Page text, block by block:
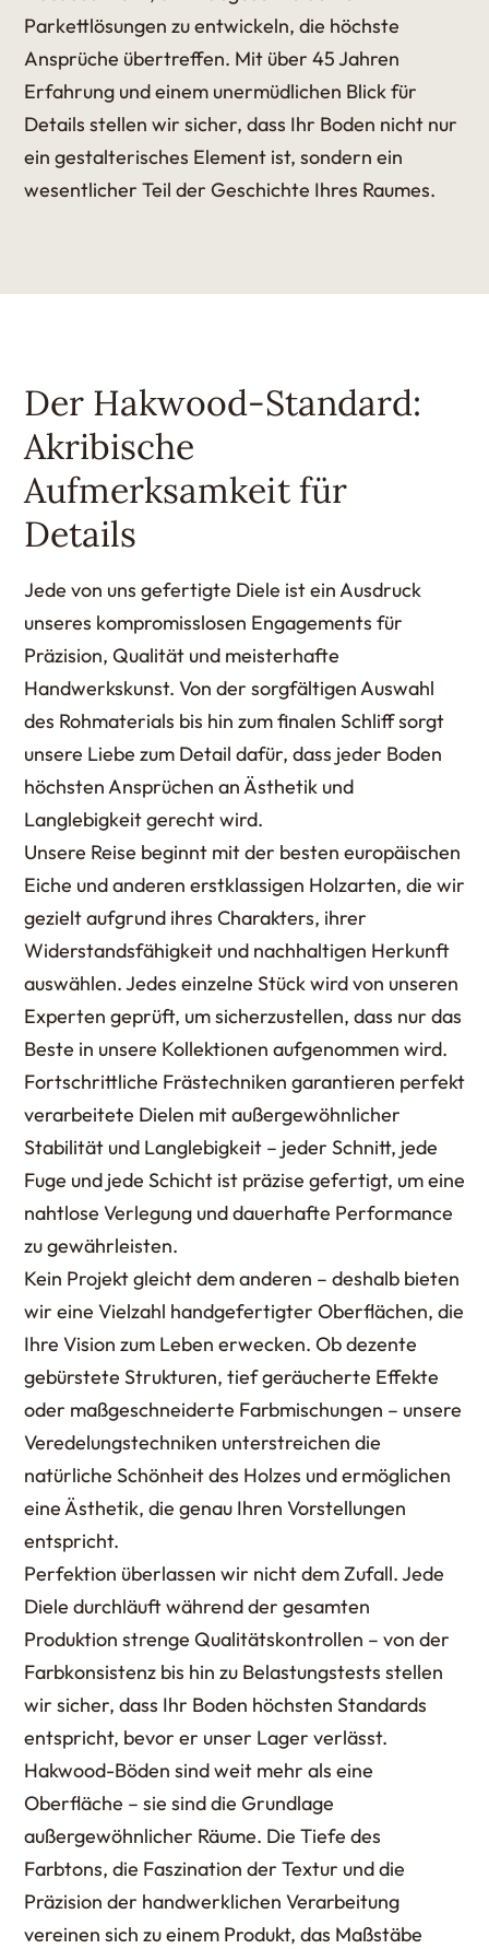
Parkettlösungen zu entwickeln, die höchste
Ansprüche übertreffen. Mit über 45 Jahren
Erfahrung und einem unermüdlichen Blick für
Details stellen wir sicher, dass Ihr Boden nicht nur
ein gestalterisches Element ist, sondern ein
wesentlicher Teil der Geschichte Ihres Raumes.
Der Hakwood-Standard:
Akribische
Aufmerksamkeit für
Details
Jede von uns gefertigte Diele ist ein Ausdruck
unseres kompromisslosen Engagements für
Präzision, Qualität und meisterhafte
Handwerkskunst. Von der sorgfältigen Auswahl
des Rohmaterials bis hin zum finalen Schliff sorgt
unsere Liebe zum Detail dafür, dass jeder Boden
höchsten Ansprüchen an Ästhetik und
Langlebigkeit gerecht wird.
Unsere Reise beginnt mit der besten europäischen
Eiche und anderen erstklassigen Holzarten, die wir
gezielt aufgrund ihres Charakters, ihrer
Widerstandsfähigkeit und nachhaltigen Herkunft
auswählen. Jedes einzelne Stück wird von unseren
Experten geprüft, um sicherzustellen, dass nur das
Beste in unsere Kollektionen aufgenommen wird.
Fortschrittliche Frästechniken garantieren perfekt
verarbeitete Dielen mit außergewöhnlicher
Stabilität und Langlebigkeit – jeder Schnitt, jede
Fuge und jede Schicht ist präzise gefertigt, um eine
nahtlose Verlegung und dauerhafte Performance
zu gewährleisten.
Kein Projekt gleicht dem anderen – deshalb bieten
wir eine Vielzahl handgefertigter Oberflächen, die
Ihre Vision zum Leben erwecken. Ob dezente
gebürstete Strukturen, tief geräucherte Effekte
oder maßgeschneiderte Farbmischungen – unsere
Veredelungstechniken unterstreichen die
natürliche Schönheit des Holzes und ermöglichen
eine Ästhetik, die genau Ihren Vorstellungen
entspricht.
Perfektion überlassen wir nicht dem Zufall. Jede
Diele durchläuft während der gesamten
Produktion strenge Qualitätskontrollen – von der
Farbkonsistenz bis hin zu Belastungstests stellen
wir sicher, dass Ihr Boden höchsten Standards
entspricht, bevor er unser Lager verlässt.
Hakwood-Böden sind weit mehr als eine
Oberfläche – sie sind die Grundlage
außergewöhnlicher Räume. Die Tiefe des
Farbtons, die Faszination der Textur und die
Präzision der handwerklichen Verarbeitung
vereinen sich zu einem Produkt, das Maßstäbe